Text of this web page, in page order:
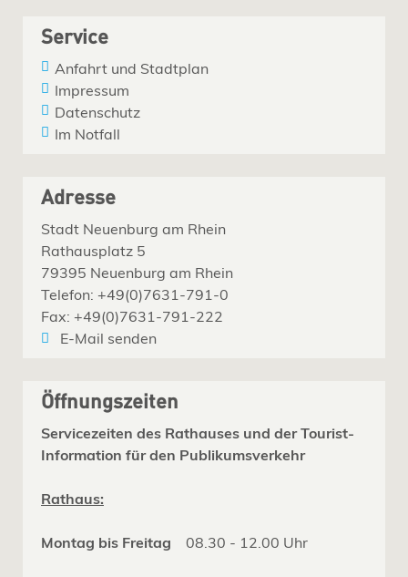
Service
Anfahrt und Stadtplan
Impressum
Datenschutz
Im Notfall
Adresse
Stadt Neuenburg am Rhein
Rathausplatz 5
79395 Neuenburg am Rhein
Telefon: +49(0)7631-791-0
Fax: +49(0)7631-791-222
E-Mail senden
Öffnungszeiten
Servicezeiten des Rathauses und der Tourist-
Information für den Publikumsverkehr
Rathaus:
Montag bis Freitag 08.30 - 12.00 Uhr